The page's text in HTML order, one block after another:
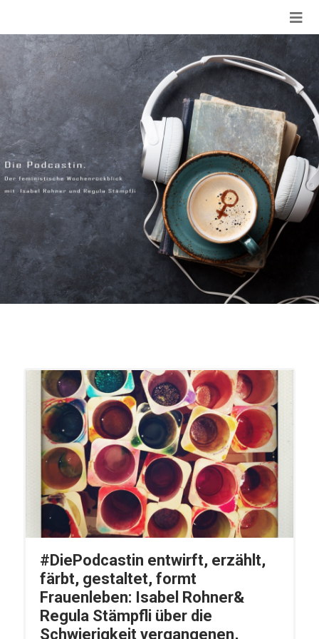
#DiePodcastin entwirft, erzählt,
färbt, gestaltet, formt
Frauenleben: Isabel Rohner&
Regula Stämpfli über die
Schwierigkeit vergangenen,